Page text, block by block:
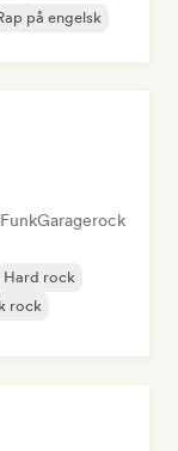
på engelsk
FunkGaragerock
Hard rock
rock